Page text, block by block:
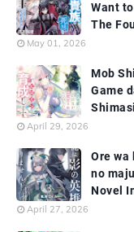
Want
The
May 01, 2026
Mob
Game
April 29, 2026
Ore wa
no
Novel
April 27, 2026